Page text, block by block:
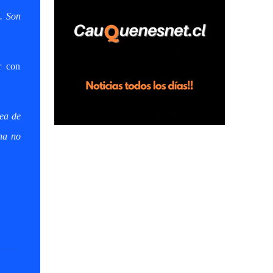
Son
con
de
no
en el sector Dollimbuta, comuna de
Pelluhue. Allí, mientras se encontraba junto
plantación de frutillas, habría sostenido una